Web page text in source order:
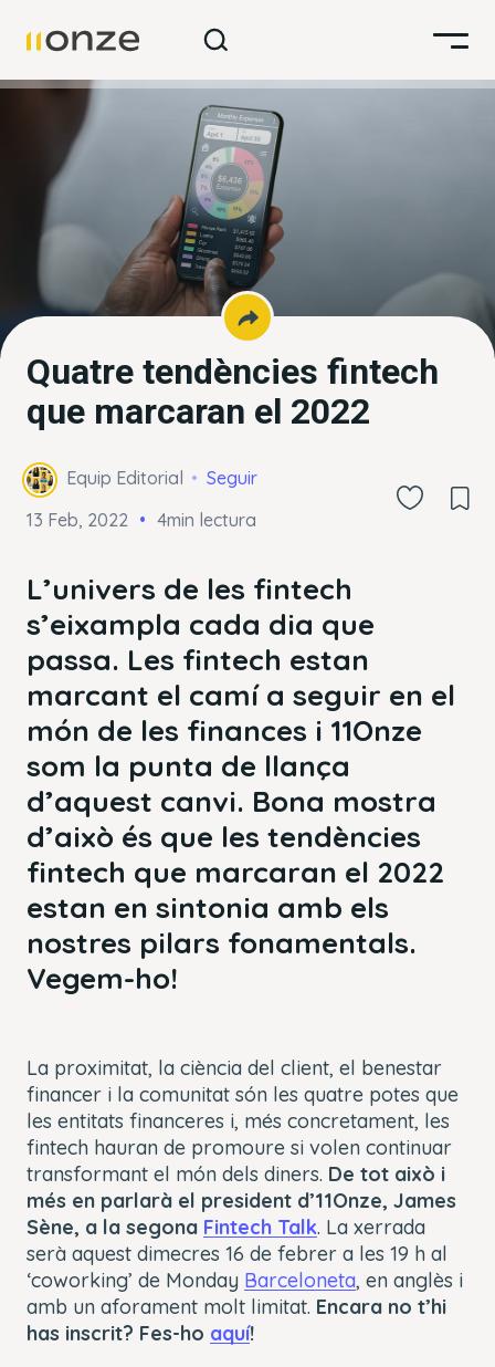
Quatre tendències fintech
que marcaran el 2022
Equip Editorial
Seguir
13 Feb, 2022
4min lectura
L’univers de les fintech
s’eixampla cada dia que
passa. Les fintech estan
marcant el camí a seguir en el
món de les finances i 11Onze
som la punta de llança
d’aquest canvi. Bona mostra
d’això és que les tendències
fintech que marcaran el 2022
estan en sintonia amb els
nostres pilars fonamentals.
Vegem-ho!
La proximitat, la ciència del client, el benestar
financer i la comunitat són les quatre potes que
les entitats financeres i, més concretament, les
fintech hauran de promoure si volen continuar
transformant el món dels diners. De tot això i
més en parlarà el president d’11Onze, James
Sène, a la segona Fintech Talk. La xerrada
serà aquest dimecres 16 de febrer a les 19 h al
‘coworking’ de Monday Barceloneta, en anglès i
amb un aforament molt limitat. Encara no t’hi
has inscrit? Fes-ho aquí!